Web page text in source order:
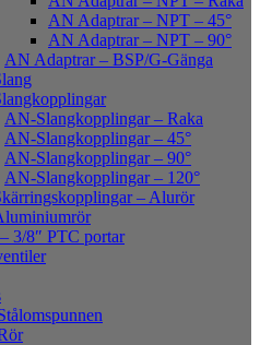
AN Adaptrar – NPT – 45°
AN Adaptrar – NPT – 90°
AN Adaptrar – BSP/G-Gänga
AN-Slangkopplingar – Raka
AN-Slangkopplingar – 45°
AN-Slangkopplingar – 90°
AN-Slangkopplingar – 120°
– Alurör
3/8″ PTC portar